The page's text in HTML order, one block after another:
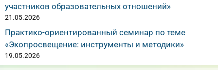
участников образовательных отношений»
21.05.2026
Практико-ориентированный семинар по теме
«Экопросвещение: инструменты и методики»
19.05.2026